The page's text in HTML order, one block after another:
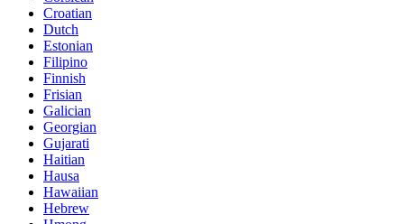
Croatian
Dutch
Estonian
Filipino
Finnish
Frisian
Galician
Georgian
Gujarati
Haitian
Hausa
Hawaiian
Hebrew